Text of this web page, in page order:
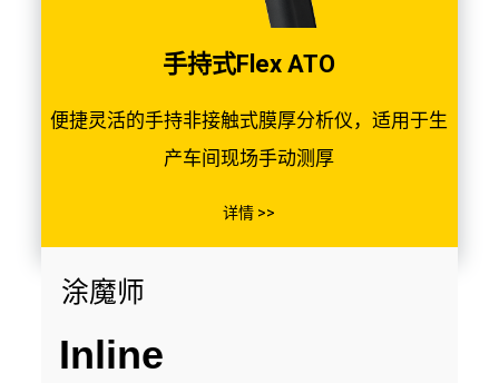
手持式Flex ATO
便捷灵活的手持非接触式膜厚分析仪，适用于生
产车间现场手动测厚
详情 >>
涂魔师
Inline